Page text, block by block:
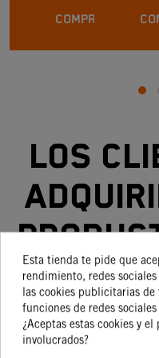
COMPRAR
Los
Esta tienda te pide que
rendimiento, redes
las cookies publicitarias
funciones de redes
¿Aceptas estas cookies y
involucrados?